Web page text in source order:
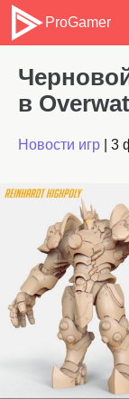
ProGamer
в
Новости игр 3